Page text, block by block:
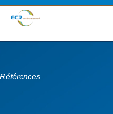
Références